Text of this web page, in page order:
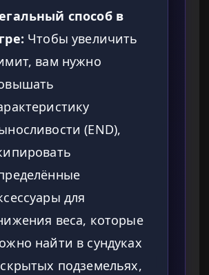
способ в
Чтобы увеличить
вам нужно
(END),
для
веса, которые
найти в сундуках
подземельях,